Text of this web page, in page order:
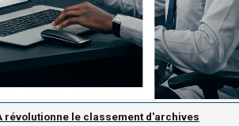
révolutionne le classement d'archives